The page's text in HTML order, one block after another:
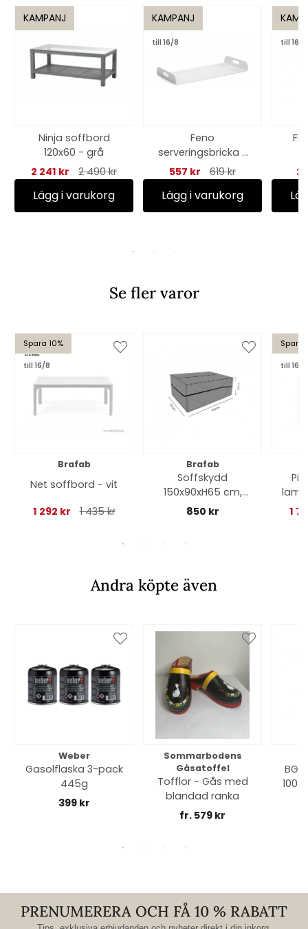
KAMPANJ
Ninja soffbord
120x60 - grå
2 241 kr
2 490 kr
Lägg i varukorg
KAMPANJ
till 16/8
Feno
serveringsbricka -
vit
557 kr 619 kr
Lägg i varukorg
till 16/8
Se fler varor
Spara 10%
till 16/8
Brafab
Net soffbord - vit
1 292 kr
1 435 kr
Brafab
Soffskydd
150x90xH65 cm,
andas - svart
850 kr
Spara
till 16/8
1
Andra köpte även
Weber
Gasolflaska 3-pack
445g
399 kr
Sommarbodens
Gåsatoffel
Tofflor - Gås med
blandad ranka
fr. 579 kr
PRENUMERERA OCH FÅ 10 % RABATT